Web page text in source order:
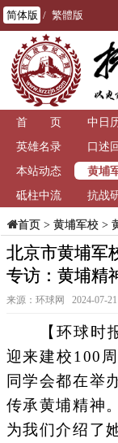
简体版 / 繁體版
首 页 中日
英雄名录
口述
本站动态
黄埔
砥柱中流
抗战
首页> 黄埔军校>
北京市黄埔军
专访：黄埔精
来源：环球网 2024-07-21
【环球时报
迎来建校100
同学会都在举
传承黄埔精神
为我们介绍了